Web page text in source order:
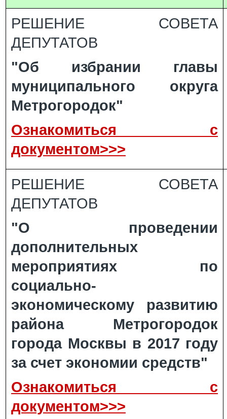
РЕШЕНИЕ СОВЕТА
ДЕПУТАТОВ
"Об избрании главы
муниципального округа
Метрогородок"
Ознакомиться с
документом>>>
РЕШЕНИЕ СОВЕТА
ДЕПУТАТОВ
"О проведении
дополнительных
мероприятиях по
социально-
экономическому развитию
района Метрогородок
города Москвы в 2017 году
за счет экономии средств"
Ознакомиться с
документом>>>